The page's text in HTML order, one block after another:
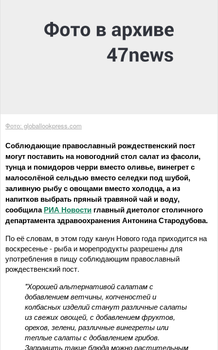
Фото: globallookpress.com
Соблюдающие православный рождественский пост
могут поставить на новогодний стол салат из фасоли,
тунца и помидоров черри вместо оливье, винегрет с
малосолёной сельдью вместо селедки под шубой,
заливную рыбу с овощами вместо холодца, а из
напитков выбрать пряный травяной чай и воду,
сообщилаРИА Новости главный диетолог столичного
департамента здравоохранения Антонина Стародубова.
По её словам, в этом году канун Нового года приходится на
воскресенье - рыба и морепродукты разрешены для
употребления в пищу соблюдающим православный
рождественский пост.
"Хорошей альтернативой салатам с
добавлением ветчины, копченостей и
колбасных изделий станут различные салаты
из свежих овощей, с добавлением фруктов,
орехов, зелени, различные винегреты или
теплые салаты с добавлением грибов.
Заправить такие блюда можно растительным